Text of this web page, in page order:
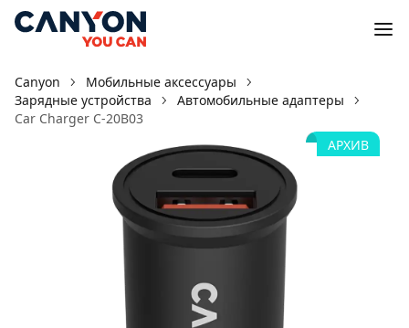
Canyon
Мобильные аксессуары
Зарядные устройства
Автомобильные адаптеры
Car Charger С-20B03
АРХИВ